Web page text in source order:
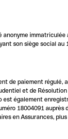
immatriculée
son siège social au
de paiement régulé,
et de Résolution
est également
18004091 auprès
en Assurances,